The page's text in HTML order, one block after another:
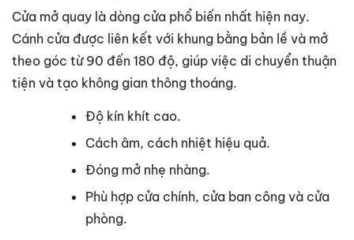
Cửa mở quay là dòng cửa phổ biến nhất hiện nay.
Cánh cửa được liên kết với khung bằng bản lề và mở
theo góc từ 90 đến 180 độ, giúp việc di chuyển thuận
tiện và tạo không gian thông thoáng.
Độ kín khít cao.
Cách âm, cách nhiệt hiệu quả.
Đóng mở nhẹ nhàng.
Phù hợp cửa chính, cửa ban công và cửa
phòng.